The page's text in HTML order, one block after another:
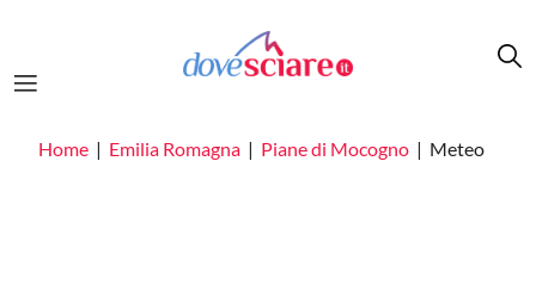
Home Emilia Romagna Piane di Mocogno Meteo